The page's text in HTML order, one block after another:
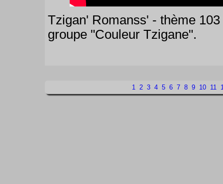
Tzigan' Romanss' - thème
groupe "Couleur Tzigane".
1 2 3 4 5 6 7 8 9 10 11